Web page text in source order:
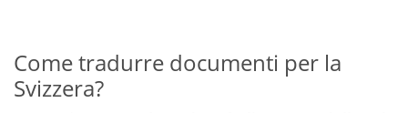
Come tradurre documenti per la
Svizzera?